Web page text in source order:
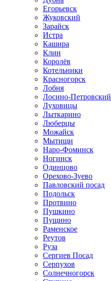
Егорьевск
Жуковский
Зарайск
Истра
Кашира
Клин
Королёв
Котельники
Красногорск
Лобня
Лосино-Петровский
Луховицы
Лыткарино
Люберцы
Можайск
Мытищи
Наро-Фоминск
Ногинск
Одинцово
Орехово-Зуево
Павловский посад
Подольск
Протвино
Пушкино
Пущино
Раменское
Реутов
Руза
Сергиев Посад
Серпухов
Солнечногорск